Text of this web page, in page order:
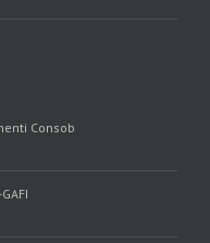
Consob